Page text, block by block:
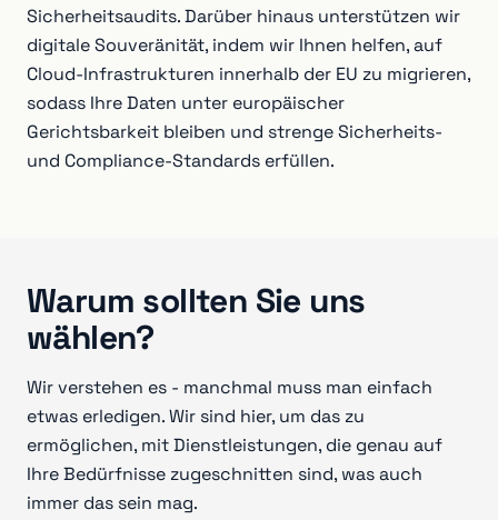
Sicherheitsaudits. Darüber hinaus unterstützen wir
digitale Souveränität, indem wir Ihnen helfen, auf
Cloud-Infrastrukturen innerhalb der EU zu migrieren,
sodass Ihre Daten unter europäischer
Gerichtsbarkeit bleiben und strenge Sicherheits-
und Compliance-Standards erfüllen.
Warum sollten Sie uns
wählen?
Wir verstehen es - manchmal muss man einfach
etwas erledigen. Wir sind hier, um das zu
ermöglichen, mit Dienstleistungen, die genau auf
Ihre Bedürfnisse zugeschnitten sind, was auch
immer das sein mag.